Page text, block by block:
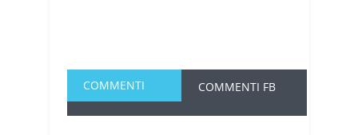
COMMENTI COMMENTI FB